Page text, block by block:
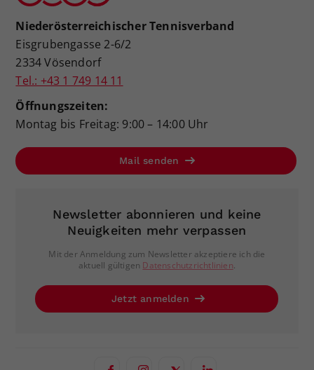
Niederösterreichischer Tennisverband
Eisgrubengasse 2-6/2
2334 Vösendorf
Tel.: +43 1 749 14 11
Öffnungszeiten:
Montag bis Freitag: 9:00 – 14:00 Uhr
Mail senden
Newsletter abonnieren und keine
Neuigkeiten mehr verpassen
Mit der Anmeldung zum Newsletter akzeptiere ich die
aktuell gültigen Datenschutzrichtlinien.
Jetzt anmelden